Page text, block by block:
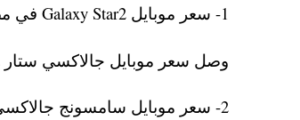
1- سعر موبايل Galaxy Star2 في مصر 2016
وصل سعر موبايل جالاكسي ستار 2 الي 530 جنيهًا بالضمان
2- سعر موبايل سامسونج جالاكسي ستار بلس في مصر 2016